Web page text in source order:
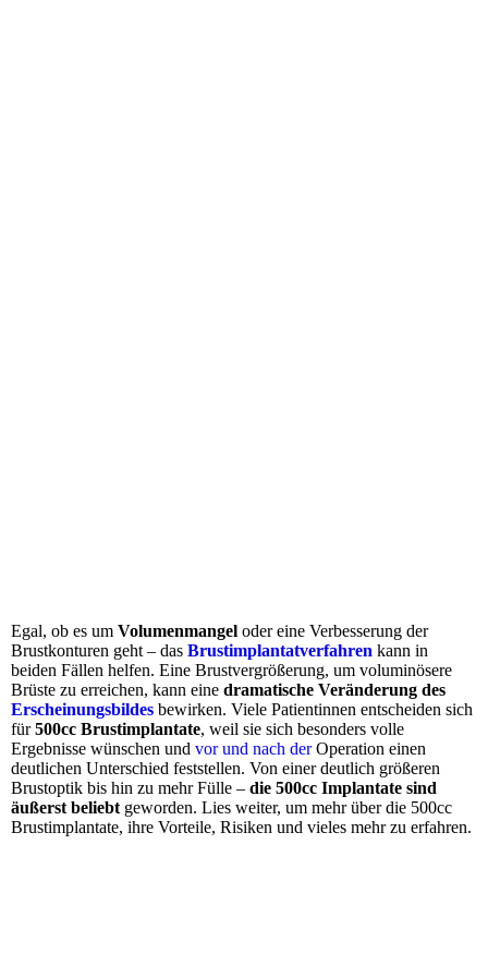
Egal, ob es um Volumenmangel oder eine Verbesserung der
Brustkonturen geht – das Brustimplantatverfahren kann in
beiden Fällen helfen. Eine Brustvergrößerung, um voluminösere
Brüste zu erreichen, kann eine dramatische Veränderung des
Erscheinungsbildes bewirken. Viele Patientinnen entscheiden sich
für500cc Brustimplantate, weil sie sich besonders volle
Ergebnisse wünschen und vor und nach derOperation einen
deutlichen Unterschied feststellen. Von einer deutlich größeren
Brustoptik bis hin zu mehr Fülle – die 500cc Implantate sind
äußerst beliebt geworden. Lies weiter, um mehr über die 500cc
Brustimplantate, ihre Vorteile, Risiken und vieles mehr zu erfahren.